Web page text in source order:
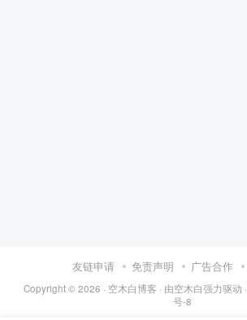
友链申请 免责声明 广告合作
Copyright © 2026 · 空木白博客 · 由空木白强力驱动 ·
号-8